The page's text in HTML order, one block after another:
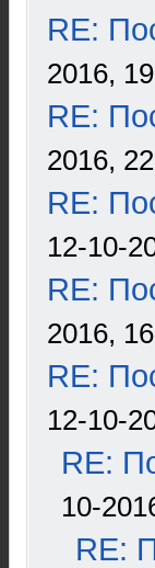
RE:
2016,
RE:
2016,
RE:
12-10-
RE:
2016,
RE:
12-10-
RE:
10-
RE: